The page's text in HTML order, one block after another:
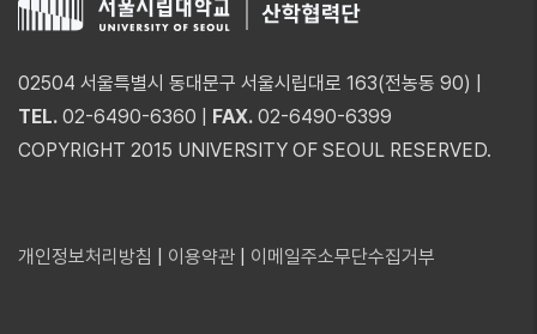
02504 서울특별시 동대문구 서울시립대로 163(전농동 90) |
TEL. 02-6490-6360 | FAX. 02-6490-6399
COPYRIGHT 2015 UNIVERSITY OF SEOUL RESERVED.
개인정보처리방침 이용약관 이메일주소무단수집거부